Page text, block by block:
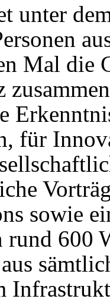
unter
Mal die
für
sowie
rund 600